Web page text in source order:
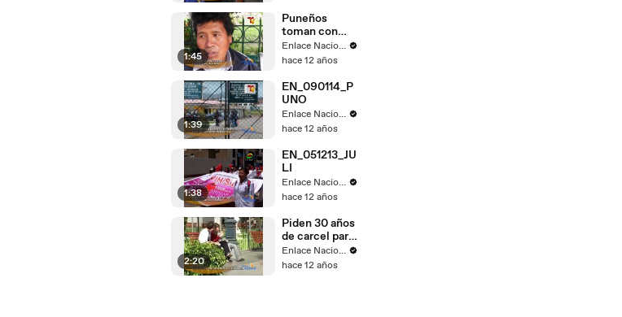
1:45
Puneños
toman con
calma fallo de
La Haya
Enlace Nacional
hace 12 años
1:39
EN_090114_P
UNO
Enlace Nacional
hace 12 años
1:38
EN_051213_JU
LI
Enlace Nacional
hace 12 años
2:20
Piden 30 años
de carcel para
Gregorio
Santos
Enlace Nacional
hace 12 años